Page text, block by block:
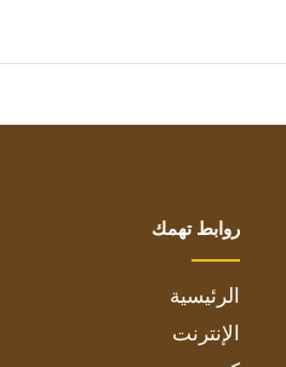
روابط تهمك
الرئيسية
الإنترنت